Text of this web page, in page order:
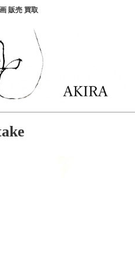
販売 買取